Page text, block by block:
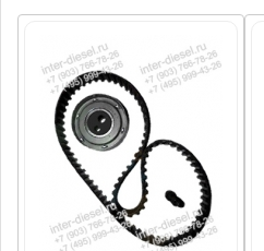
886 руб.
Направляющая Втулка
Клапана 04915285